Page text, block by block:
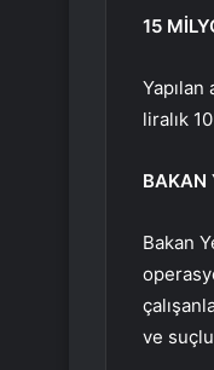
15
liralık
BAKAN
Bakan
ve